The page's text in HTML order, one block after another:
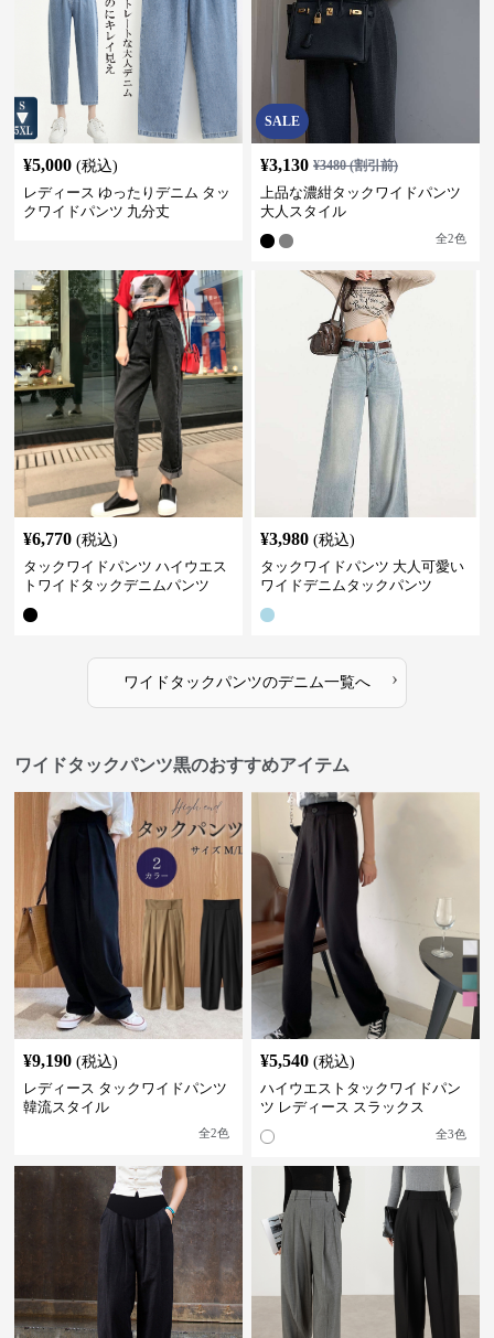
¥5,000 (税込)
レディース ゆったりデニム タッ
クワイドパンツ 九分丈
SALE
¥3,130 ¥3480(割引前)
上品な濃紺タックワイドパンツ
大人スタイル
全2色
¥6,770 (税込)
タックワイドパンツ ハイウエス
トワイドタックデニムパンツ
¥3,980 (税込)
タックワイドパンツ 大人可愛い
ワイドデニムタックパンツ
ワイドタックパンツのデニム一覧へ ›
ワイドタックパンツ黒のおすすめアイテム
¥9,190 (税込)
レディース タックワイドパンツ
韓流スタイル
全2色
¥5,540 (税込)
ハイウエストタックワイドパン
ツ レディース スラックス
全3色